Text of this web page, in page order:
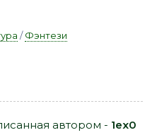
/Фэнтези
автором - 1ex0